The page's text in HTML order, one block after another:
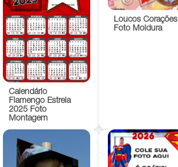
Calendário
Flamengo Estrela
2025 Foto
Montagem
Loucos Corações
Foto Moldura